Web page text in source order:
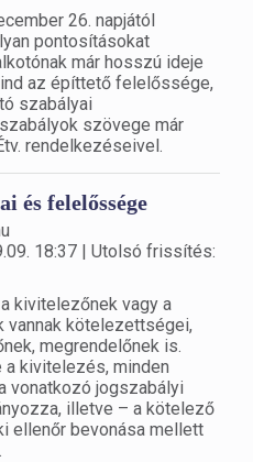
26. napjától
pontosításokat
már hosszú ideje
az építtető felelőssége,
szabályai
szövege már
rendelkezéseivel.
és felelőssége
18:37 | Utolsó frissítés:
kivitelezőnek vagy a
kötelezettségei,
megrendelőnek is.
kivitelezés, minden
vonatkozó jogszabályi
illetve – a kötelező
ellenőr bevonása mellett